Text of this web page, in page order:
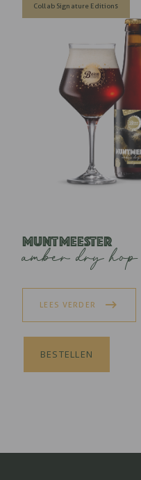
Collab Signature Editions
Muntmeester
amber dry hop
LEES VERDER